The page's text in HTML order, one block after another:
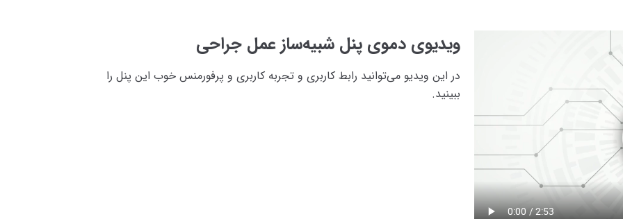
ویدیوی دموی پنل شبیه‌ساز عمل جراحی
در این ویدیو می‌توانید رابط کاربری و تجربه کاربری و پرفورمنس خوب این پنل را
ببینید.